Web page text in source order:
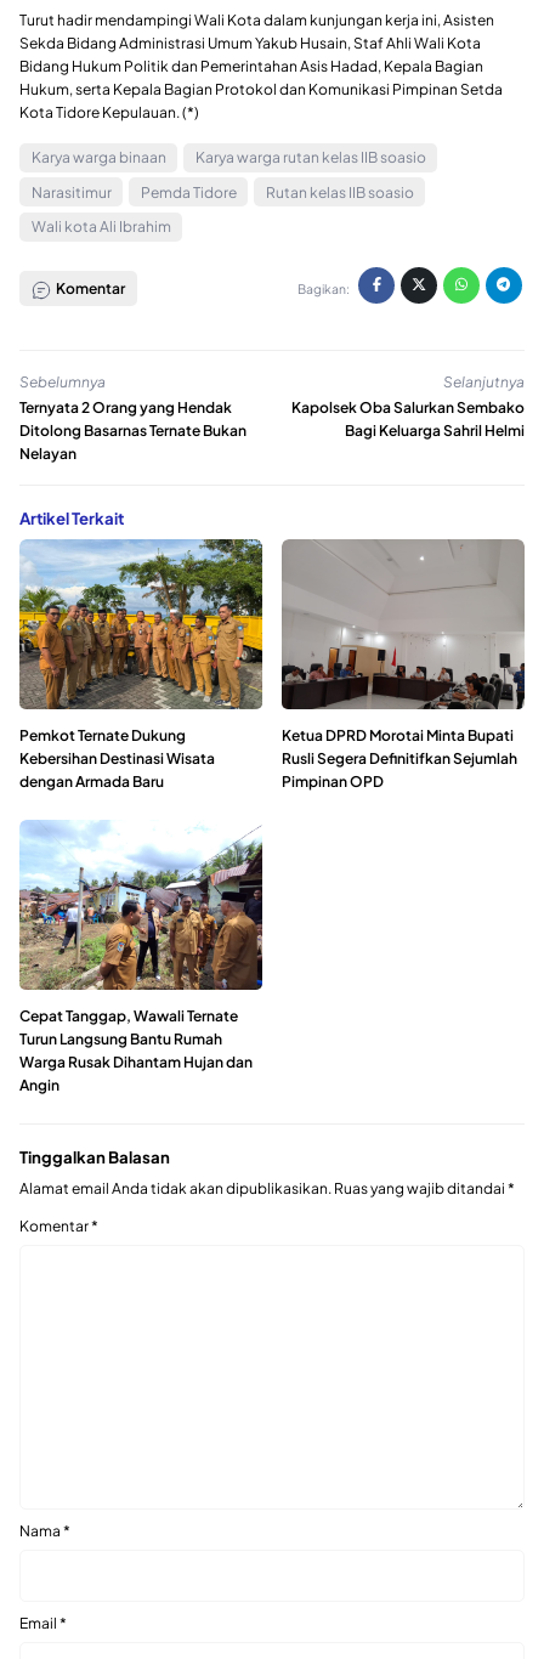
Turut hadir mendampingi Wali Kota dalam kunjungan kerja ini, Asisten
Sekda Bidang Administrasi Umum Yakub Husain, Staf Ahli Wali Kota
Bidang Hukum Politik dan Pemerintahan Asis Hadad, Kepala Bagian
Hukum, serta Kepala Bagian Protokol dan Komunikasi Pimpinan Setda
Kota Tidore Kepulauan. (*)
Karya warga binaan
Karya warga rutan kelas IIB soasio
Narasitimur
Pemda Tidore
Rutan kelas IIB soasio
Wali kota Ali Ibrahim
Komentar Bagikan:
Sebelumnya
Ternyata 2 Orang yang Hendak
Ditolong Basarnas Ternate Bukan
Nelayan
Selanjutnya
Kapolsek Oba Salurkan Sembako
Bagi Keluarga Sahril Helmi
Artikel Terkait
Pemkot Ternate Dukung
Kebersihan Destinasi Wisata
dengan Armada Baru
Ketua DPRD Morotai Minta Bupati
Rusli Segera Definitifkan Sejumlah
Pimpinan OPD
Cepat Tanggap, Wawali Ternate
Turun Langsung Bantu Rumah
Warga Rusak Dihantam Hujan dan
Angin
Tinggalkan Balasan
Alamat email Anda tidak akan dipublikasikan. Ruas yang wajib ditandai *
Komentar*
Nama *
Email *